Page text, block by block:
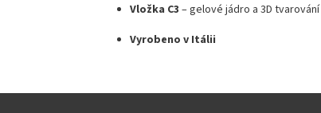
Vložka C3 –gelové jádro a 3D tvarování
Vyrobeno v Itálii
Z